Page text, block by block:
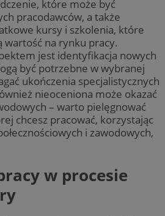
które może być
pracodawców, a także
kursy i szkolenia, które
wartość na rynku pracy.
jest identyfikacja nowych
być potrzebne w wybranej
ukończenia specjalistycznych
nieoceniona może okazać
– warto pielęgnować
chcesz pracować, korzystając
i zawodowych,
w procesie